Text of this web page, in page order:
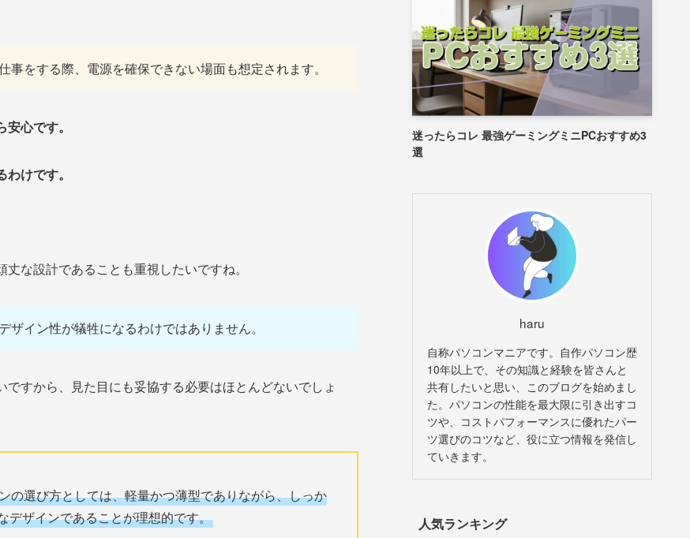
をする際、電源を確保できない場面も想定されます。
心です。
けです。
な設計であることも重視したいですね。
イン性が犠牲になるわけではありません。
すから、見た目にも妥協する必要はほとんどないでしょ
の選び方としては、軽量かつ薄型でありながら、しっか
デザインであることが理想的です。
迷ったらコレ 最強ゲーミングミニPCおすすめ3
選
haru
自称パソコンマニアです。自作パソコン歴
10年以上で、その知識と経験を皆さんと
共有したいと思い、このブログを始めまし
た。パソコンの性能を最大限に引き出すコ
ツや、コストパフォーマンスに優れたパー
ツ選びのコツなど、役に立つ情報を発信し
ていきます。
人気ランキング